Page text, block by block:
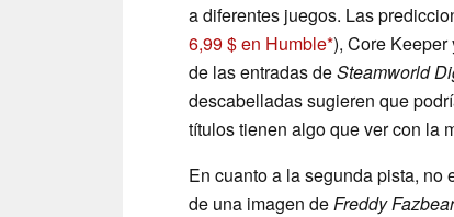
a diferentes juegos. Las
6,99 $ en Humble ), Core Keeper
de las entradas deSteamworld
descabelladas sugieren que
títulos tienen algo que ver con la
En cuanto a la segunda pista, no
de una imagen deFreddy Fazbear